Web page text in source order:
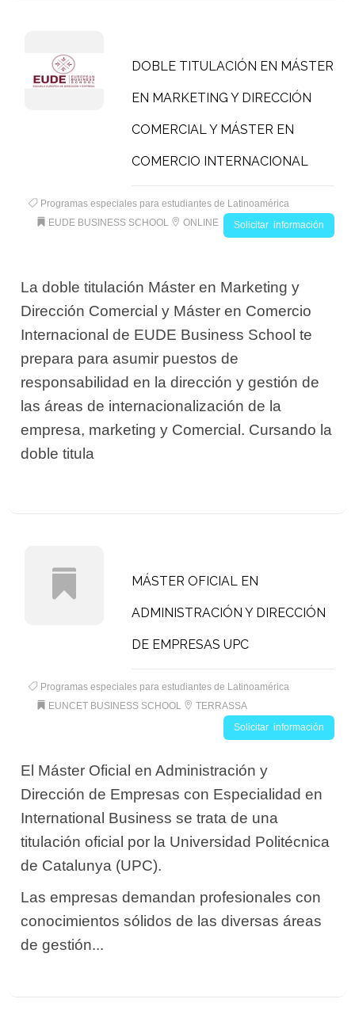
DOBLE TITULACIÓN EN MÁSTER
EN MARKETING Y DIRECCIÓN
COMERCIAL Y MÁSTER EN
COMERCIO INTERNACIONAL
Programas especiales para estudiantes de Latinoamérica
EUDE BUSINESS SCHOOL
ONLINE Solicitar información
La doble titulación Máster en Marketing y
Dirección Comercial y Máster en Comercio
Internacional de EUDE Business School te
prepara para asumir puestos de
responsabilidad en la dirección y gestión de
las áreas de internacionalización de la
empresa, marketing y Comercial. Cursando la
doble titula
MÁSTER OFICIAL EN
ADMINISTRACIÓN Y DIRECCIÓN
DE EMPRESAS UPC
Programas especiales para estudiantes de Latinoamérica
EUNCET BUSINESS SCHOOL
TERRASSA
Solicitar información
El Máster Oficial en Administración y
Dirección de Empresas con Especialidad en
International Business se trata de una
titulación oficial por la Universidad Politécnica
de Catalunya (UPC).
Las empresas demandan profesionales con
conocimientos sólidos de las diversas áreas
de gestión...